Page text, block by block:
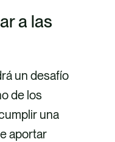
a las
un desafío
de los
una
aportar